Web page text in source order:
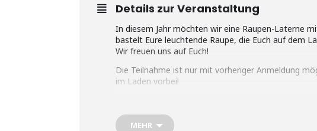
Details zur Veranstaltung
In diesem Jahr möchten wir eine Raupen-Laterne
bastelt Eure leuchtende Raupe, die Euch auf dem
Wir freuen uns auf Euch!
Die Teilnahme ist nur mit vorheriger Anmeldung
im Laden vorbei!
Bei der Teilnahme ist ein Materialkostenbeitrag von
MEHR